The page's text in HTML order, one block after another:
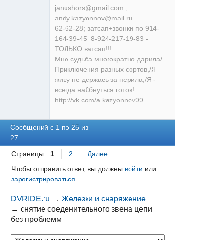
janushors@gmail.com ;
andy.kazyonnov@mail.ru
62-62-28; ватсап+звонки по 914-
164-39-45; 8-924-217-19-83 -
ТОЛЬКО ватсап!!!
Мне судьба многократно дарила/
Приключения разных сортов,/Я
живу не держась за перила,/Я -
всегда на€бнуться готов!
http://vk.com/a.kazyonnov99
Сообщений с 1 по 25 из
27
Страницы 1 2
Далее
Чтобы отправить ответ, вы должны войти или
зарегистрироваться
DVRIDE.ru →Железки и снаряжение
→снятие соеденительного звена цепи
без проблемм